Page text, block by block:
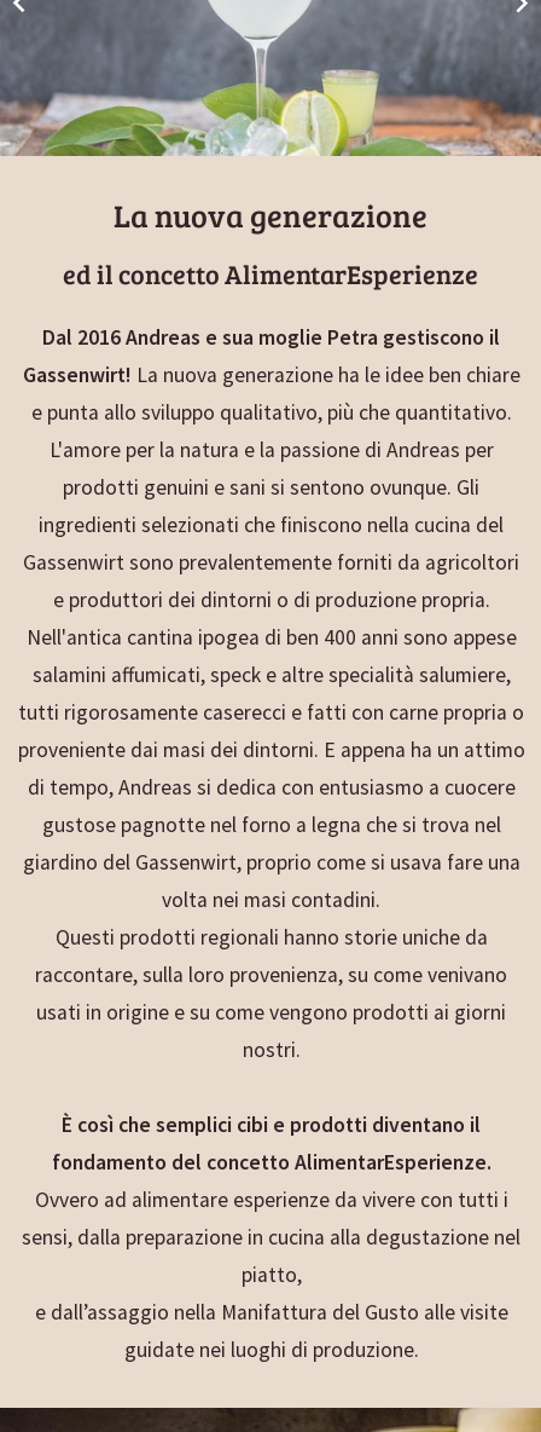
La nuova generazione
ed il concetto AlimentarEsperienze
Dal 2016 Andreas e sua moglie Petra gestiscono il
Gassenwirt! La nuova generazione ha le idee ben chiare
e punta allo sviluppo qualitativo, più che quantitativo.
L'amore per la natura e la passione di Andreas per
prodotti genuini e sani si sentono ovunque. Gli
ingredienti selezionati che finiscono nella cucina del
Gassenwirt sono prevalentemente forniti da agricoltori
e produttori dei dintorni o di produzione propria.
Nell'antica cantina ipogea di ben 400 anni sono appese
salamini affumicati, speck e altre specialità salumiere,
tutti rigorosamente caserecci e fatti con carne propria o
proveniente dai masi dei dintorni. E appena ha un attimo
di tempo, Andreas si dedica con entusiasmo a cuocere
gustose pagnotte nel forno a legna che si trova nel
giardino del Gassenwirt, proprio come si usava fare una
volta nei masi contadini.
Questi prodotti regionali hanno storie uniche da
raccontare, sulla loro provenienza, su come venivano
usati in origine e su come vengono prodotti ai giorni
nostri.
È così che semplici cibi e prodotti diventano il
fondamento del concetto AlimentarEsperienze.
Ovvero ad alimentare esperienze da vivere con tutti i
sensi, dalla preparazione in cucina alla degustazione nel
piatto,
e dall’assaggio nella Manifattura del Gusto alle visite
guidate nei luoghi di produzione.